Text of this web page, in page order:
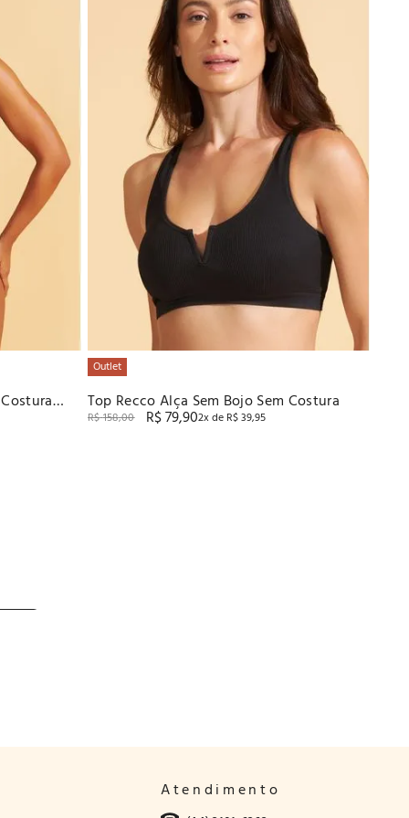
Outlet
Top Recco Alça Sem Bojo Sem Costura
R$158,00 R$79,902x de R$39,95
Atendimento